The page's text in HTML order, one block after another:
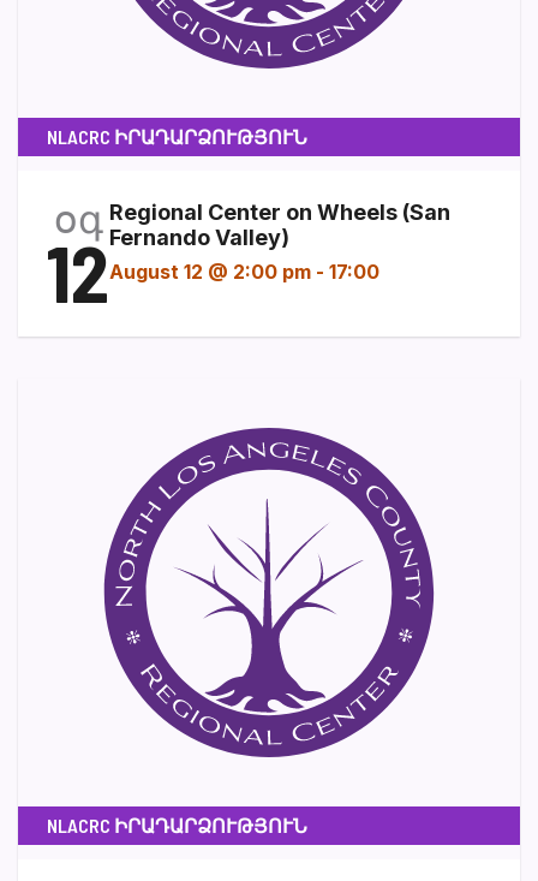
NLACRC ԻՐԱԴԱՐՁՈՒԹՅՈՒՆ
օգ
12
Regional Center on Wheels (San
Fernando Valley)
August 12 @ 2:00 pm - 17:00
NLACRC ԻՐԱԴԱՐՁՈՒԹՅՈՒՆ